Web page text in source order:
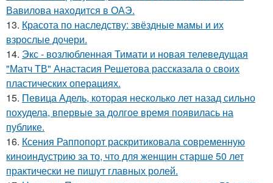
Вавилова находится в ОАЭ.
13. Красота по наследству: звёздные мамы и их
взрослые дочери.
14. Экс - возлюбленная Тимати и новая телеведущая
"Матч ТВ" Анастасия Решетова рассказала о своих
пластических операциях.
15. Певица Адель, которая несколько лет назад сильно
похудела, впервые за долгое время появилась на
публике.
16. Ксения Раппопорт раскритиковала современную
киноиндустрию за то, что для женщин старше 50 лет
практически не пишут главных ролей.